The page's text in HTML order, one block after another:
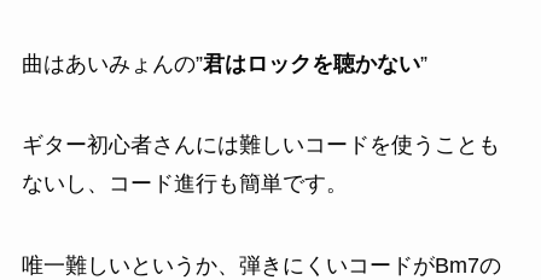
曲はあいみょんの”君はロックを聴かない”
ギター初心者さんには難しいコードを使うことも
ないし、コード進行も簡単です。
唯一難しいというか、弾きにくいコードがBm7の